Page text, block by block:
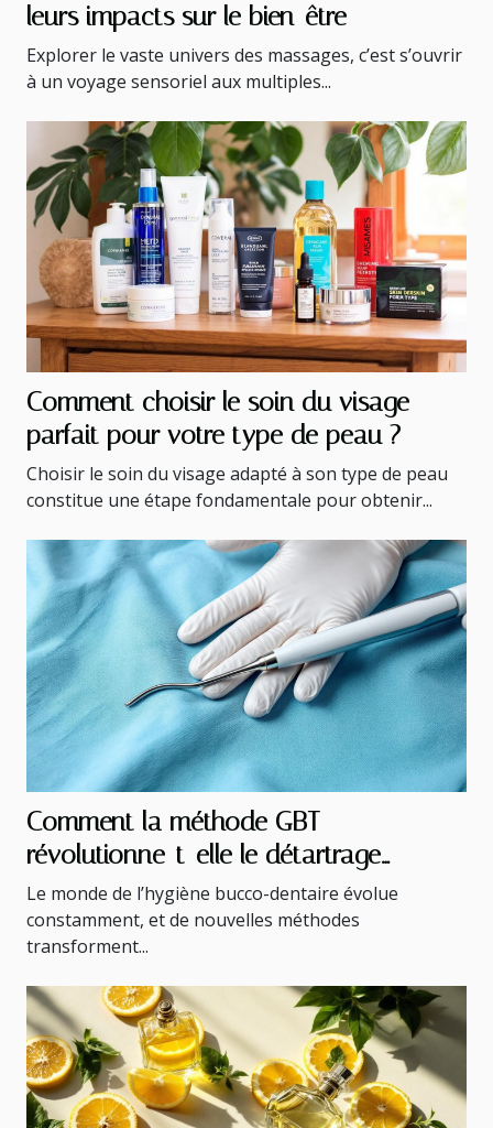
leurs impacts sur le bien-être
Explorer le vaste univers des massages, c’est s’ouvrir
à un voyage sensoriel aux multiples...
Comment choisir le soin du visage
parfait pour votre type de peau ?
Choisir le soin du visage adapté à son type de peau
constitue une étape fondamentale pour obtenir...
Comment la méthode GBT
révolutionne-t-elle le détartrage
dentaire ?
Le monde de l’hygiène bucco-dentaire évolue
constamment, et de nouvelles méthodes
transforment...